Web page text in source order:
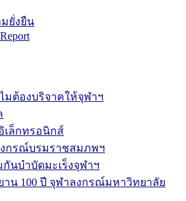
ยั่งยืน
มต้องบริจาคให้จุฬาฯ
เล็กทรอนิกส์
กรณ์บรมราชสมภพฯ
นบำบัดมะเร็งจุฬาฯ
าน 100 ปี จุฬาลงกรณ์มหาวิทยาลัย